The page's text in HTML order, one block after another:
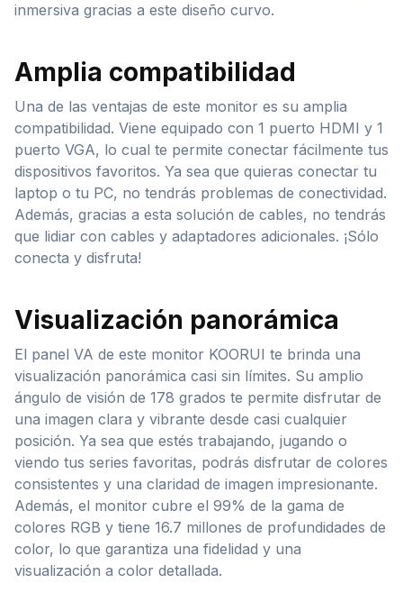
inmersiva gracias a este diseño curvo.
Amplia compatibilidad
Una de las ventajas de este monitor es su amplia
compatibilidad. Viene equipado con 1 puerto HDMI y 1
puerto VGA, lo cual te permite conectar fácilmente tus
dispositivos favoritos. Ya sea que quieras conectar tu
laptop o tu PC, no tendrás problemas de conectividad.
Además, gracias a esta solución de cables, no tendrás
que lidiar con cables y adaptadores adicionales. ¡Sólo
conecta y disfruta!
Visualización panorámica
El panel VA de este monitor KOORUI te brinda una
visualización panorámica casi sin límites. Su amplio
ángulo de visión de 178 grados te permite disfrutar de
una imagen clara y vibrante desde casi cualquier
posición. Ya sea que estés trabajando, jugando o
viendo tus series favoritas, podrás disfrutar de colores
consistentes y una claridad de imagen impresionante.
Además, el monitor cubre el 99% de la gama de
colores RGB y tiene 16.7 millones de profundidades de
color, lo que garantiza una fidelidad y una
visualización a color detallada.